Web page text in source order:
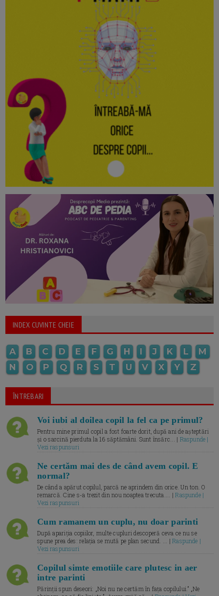
INDEX CUVINTE CHEIE
A B C D E F G H I J K L
M
N
O P Q R S T U V X Y Z
ÎNTREBARI
Voi iubi al doilea copil la fel ca pe primul?
Pentru mine primul copil a fost foarte dorit, după ani de așteptări
și o sarcină pierduta la 16 săptămâni. Sunt însărc... | Raspunde |
Vezi raspunsuri
Ne certăm mai des de când avem copil. E
normal?
De când a apărut copilul, parcă ne aprindem din orice. Un ton. O
remarcă. Cine s-a trezit din nou noaptea trecuta.... |Raspunde |
Vezi raspunsuri
Cum ramanem un cuplu, nu doar parinti
După apariția copiilor, multe cupluri descoperă ceva ce nu se
spune prea des: relația se mută pe plan secund. ... |Raspunde |
Vezi raspunsuri
Copilul simte emotiile care plutesc in aer
intre parinti
Părinții spun deseori: „Noi nu ne certăm în fața copilului.” „Ne